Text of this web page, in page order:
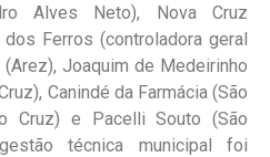
Alves Neto), Nova Cruz
Ferros (controladora geral
Joaquim de Medeirinho
Canindé da Farmácia (São
Cruz) e Pacelli Souto (São
técnica municipal foi